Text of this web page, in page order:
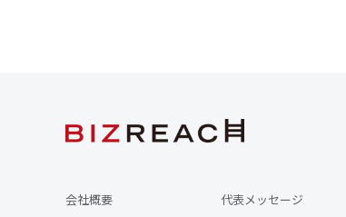
会社概要 代表メッセージ